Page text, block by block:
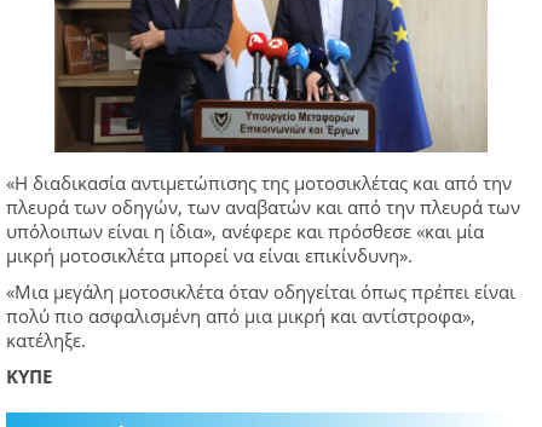
«Η διαδικασία αντιμετώπισης της μοτοσικλέτας και από την
πλευρά των οδηγών, των αναβατών και από την πλευρά των
υπόλοιπων είναι η ίδια», ανέφερε και πρόσθεσε «και μία
μικρή μοτοσικλέτα μπορεί να είναι επικίνδυνη».
«Μια μεγάλη μοτοσικλέτα όταν οδηγείται όπως πρέπει είναι
πολύ πιο ασφαλισμένη από μια μικρή και αντίστροφα»,
κατέληξε.
ΚΥΠΕ